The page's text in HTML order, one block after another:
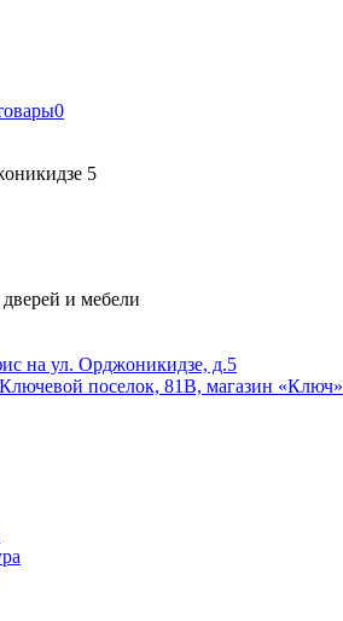
0
5
и мебели
на ул. Орджоникидзе, д.5
поселок, 81В, магазин «Ключ»